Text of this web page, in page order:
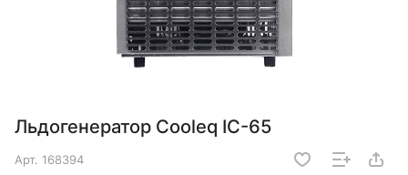
Льдогенератор Cooleq IC-65
Арт. 168394